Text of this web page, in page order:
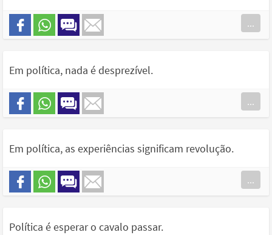
...
Em política, nada é desprezível.
...
Em política, as experiências significam revolução.
...
Política é esperar o cavalo passar.